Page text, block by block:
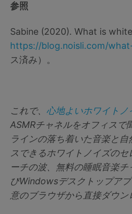
参照
Sabine (2020). What is
https://blog.noisli.com/
ス済み）。
これで、 心地よいホワイトノ
ASMRチャネルをオフィスで
ラインの落ち着いた音楽と
スできるホワイトノイズの
ーチの波、無料の睡眠音楽
びWindowsデスクトップア
意のブラウザから直接ダウン